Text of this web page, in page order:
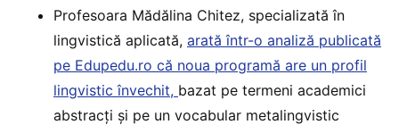
Profesoara Mădălina Chitez, specializată în
lingvistică aplicată, arată într-o analiză publicată
pe Edupedu.ro că noua programă are un profil
lingvistic învechit, bazat pe termeni academici
abstracți și pe un vocabular metalingvistic